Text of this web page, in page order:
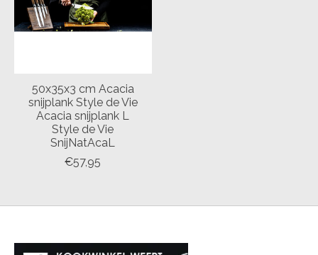
50x35x3 cm Acacia
snijplank Style de Vie
Acacia snijplank L
Style de Vie
SnijNatAcaL
€57,95